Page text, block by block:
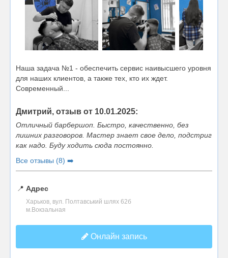
Наша задача №1 - обеспечить сервис наивысшего уровня
для наших клиентов, а также тех, кто их ждет.
Современный...
Дмитрий, отзыв от 10.01.2025:
Отличный барбершоп. Быстро, качественно, без
лишних разговоров. Мастер знает свое дело, подстриг
как надо. Буду ходить сюда постоянно.
Все отзывы (8) ➡️
📍 Адрес
Харьков, вул. Полтавський шлях 62б
м.Вокзальная
Онлайн запись